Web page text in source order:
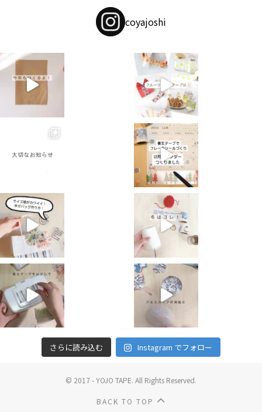
coyajoshi
さらに読み込む Instagram でフォロー
© 2017 - YOJO TAPE. All Rights Reserved.
BACK TO TOP